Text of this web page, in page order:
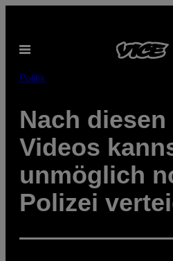
content
Open
Politik
Nach
Videos
unmöglich
Polizei